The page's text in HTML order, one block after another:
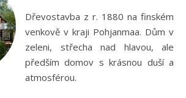
Dřevostavba z r. 1880 na finském
venkově v kraji Pohjanmaa. Dům v
zeleni, střecha nad hlavou, ale
předším domov s krásnou duší a
atmosférou.